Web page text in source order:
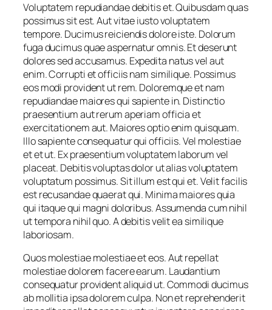
Voluptatem repudiandae debitis et. Quibusdam quas
possimus sit est. Aut vitae iusto voluptatem
tempore. Ducimus reiciendis dolore iste. Dolorum
fuga ducimus quae aspernatur omnis. Et deserunt
dolores sed accusamus. Expedita natus vel aut
enim. Corrupti et officiis nam similique. Possimus
eos modi provident ut rem. Doloremque et nam
repudiandae maiores qui sapiente in. Distinctio
praesentium aut rerum aperiam officia et
exercitationem aut. Maiores optio enim quisquam.
Illo sapiente consequatur qui officiis. Vel molestiae
et et ut. Ex praesentium voluptatem laborum vel
placeat. Debitis voluptas dolor ut alias voluptatem
voluptatum possimus. Sit illum est qui et. Velit facilis
est recusandae quaerat qui. Minima maiores quia
qui itaque qui magni doloribus. Assumenda cum nihil
ut tempora nihil quo. A debitis velit ea similique
laboriosam.
Quos molestiae molestiae et eos. Aut repellat
molestiae dolorem facere earum. Laudantium
consequatur provident aliquid ut. Commodi ducimus
ab mollitia ipsa dolorem culpa. Non et reprehenderit